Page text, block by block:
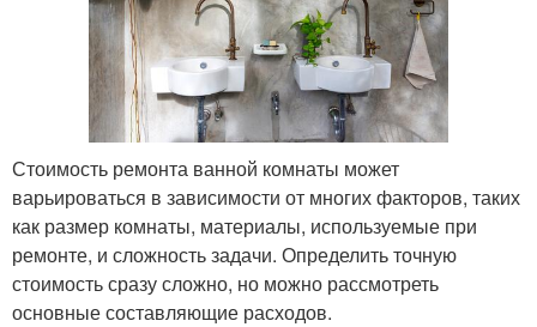
Стоимость ремонта ванной комнаты может
варьироваться в зависимости от многих факторов, таких
как размер комнаты, материалы, используемые при
ремонте, и сложность задачи. Определить точную
стоимость сразу сложно, но можно рассмотреть
основные составляющие расходов.